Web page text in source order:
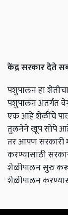
केंद्रसरकारदेते
पशुपालन हा
पशुपालन अंतर्गत
एक आहे शेळींचे
तुलनेने खूप सोपे
तर आपण सरकारी
करण्यासाठी
शेळीपालन सुरु करू
शेळीपालन